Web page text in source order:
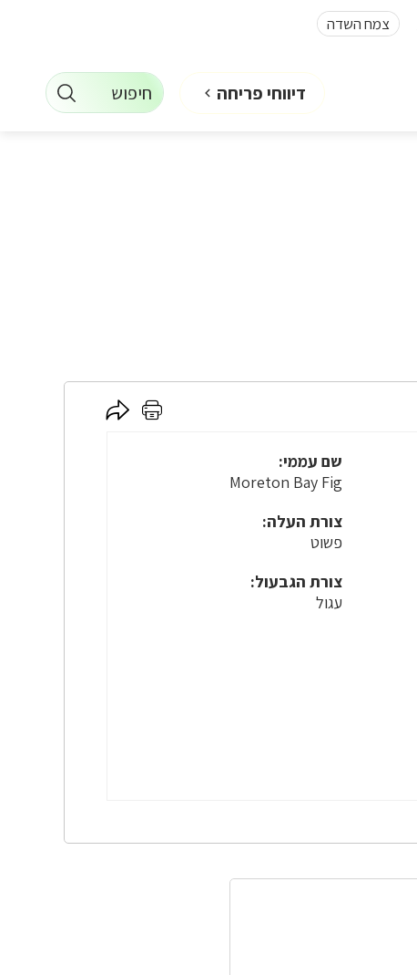
צמח השדה
דיווחי פריחה חיפוש
לחץ
לחץ
שם עממי:
Moreton Bay Fig
צורת העלה:
פשוט
צורת הגבעול:
עגול